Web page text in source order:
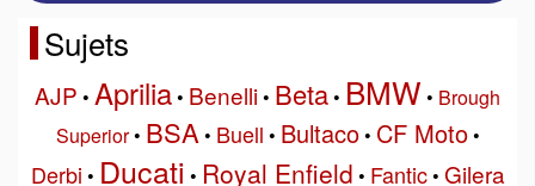
Sujets
AJP • Aprilia• Benelli• Beta• BMW • Brough
Superior• BSA• Buell • Bultaco• CF Moto•
Derbi • Ducati • Royal Enfield • Fantic• Gilera